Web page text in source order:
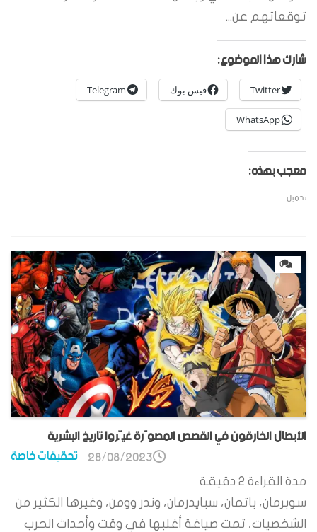
توقعاتهم عن...
شارك هذا الموضوع:
Twitter فيس بوك Telegram
WhatsApp
معجب بهذه:
تحميل...
0
الأبطال الخارقون في القصص المصوّرة غيّروا تاريخ البشرية
تحقيقات خاصة 28/08/2023
مدة القراءة 2 دقيقة
سوبرمان، باتمان، سبايدرمان، وندر وومن، وغيرها الكثير من
الشخصيات، تمت صياغة أغلبها في وقت وأحداث الحرب